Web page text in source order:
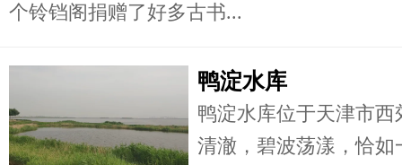
个铃铛阁捐赠了好多古书...
鸭淀水库
鸭淀水库位于天津市
清澈，碧波荡漾，恰